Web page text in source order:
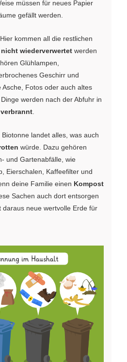
müssen für neues Papier
gefällt werden.
kommen all die restlichen
nicht wiederverwertet werden
Glühlampen,
Geschirr und
Asche, Fotos oder auch altes
werden nach der Abfuhr in
verbrannt
Biotonne landet alles, was auch
würde. Dazu gehören
und Gartenabfälle, wie
Eierschalen, Kaffeefilter und
deine Familie einen Kompost
Sachen auch dort entsorgen
daraus neue wertvolle Erde für